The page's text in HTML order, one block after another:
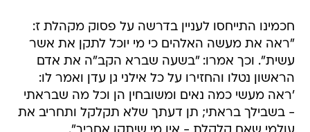
חכמינו התייחסו לעניין בדרשה על פסוק מקהלת ז:
"ראה את מעשה האלהים כי מי יוכל לתקן את אשר
עשית". וכך אמרו: "בשעה שברא הקב"ה את אדם
הראשון נטלו והחזירו על כל אילני גן עדן ואמר לו:
'ראה מעשי כמה נאים ומשובחין הן וכל מה שבראתי
- בשבילך בראתי; תן דעתך שלא תקלקל ותחריב את